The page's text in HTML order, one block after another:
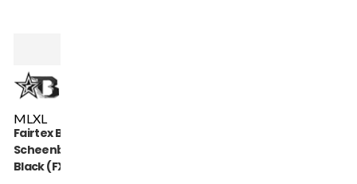
MLXL
Fairtex Booster
Scheenbeschermers
Black (FXB SG BLACK)